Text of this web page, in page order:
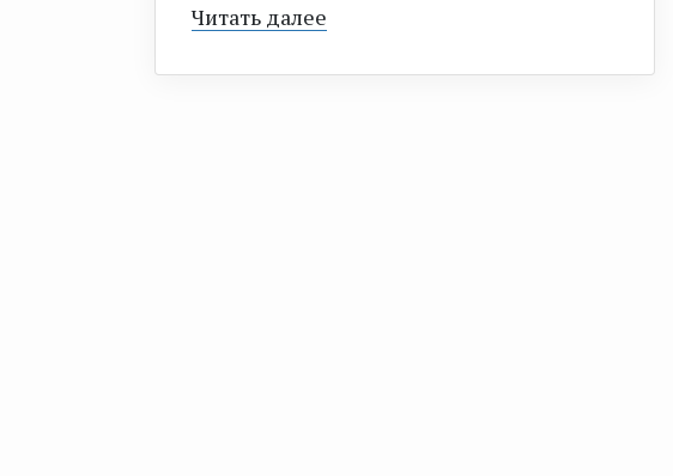
Читать далее